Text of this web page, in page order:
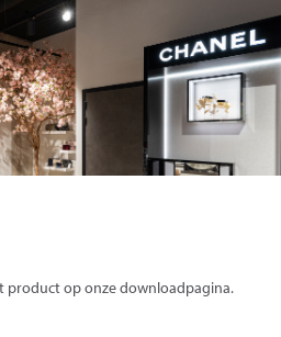
product op onze downloadpagina.